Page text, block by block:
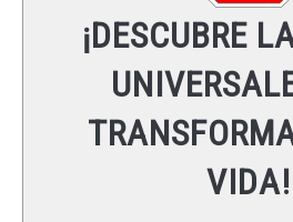
LEYES UNIVERSALES
RECURSOS
¡DESCUBRE
VIDA!